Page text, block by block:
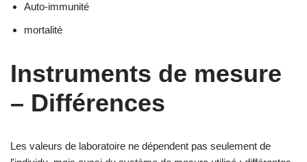
Auto-immunité
mortalité
Instruments de mesure
– Différences
Les valeurs de laboratoire ne dépendent pas seulement de